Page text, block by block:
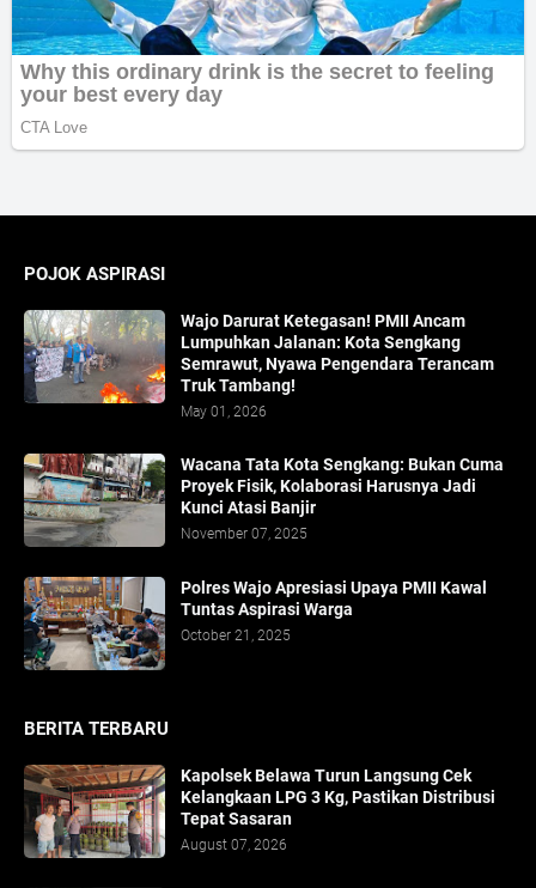
POJOK ASPIRASI
Wajo Darurat Ketegasan! PMII Ancam
Lumpuhkan Jalanan: Kota Sengkang
Semrawut, Nyawa Pengendara Terancam
Truk Tambang!
May 01, 2026
​Wacana Tata Kota Sengkang: Bukan Cuma
Proyek Fisik, Kolaborasi Harusnya Jadi
Kunci Atasi Banjir
November 07, 2025
Polres Wajo Apresiasi Upaya PMII Kawal
Tuntas Aspirasi Warga
October 21, 2025
BERITA TERBARU
Kapolsek Belawa Turun Langsung Cek
Kelangkaan LPG 3 Kg, Pastikan Distribusi
Tepat Sasaran
August 07, 2026